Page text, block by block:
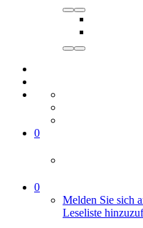
0
0
Melden Sie sich
Leseliste